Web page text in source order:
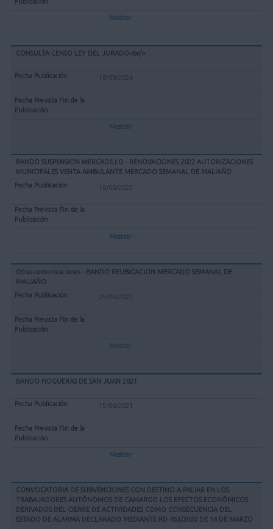
Mostrar
CONSULTA CENSO LEY DEL JURADO<br/>
18/09/2024
Mostrar
BANDO SUSPENSION MERCADILLO - RENOVACIONES 2022 AUTORIZACIONES
MUNICIPALES VENTA AMBULANTE MERCADO SEMANAL DE MALIAÑO
10/06/2022
Mostrar
Otras comunicaciones - BANDO REUBICACION MERCADO SEMANAL DE
MALIAÑO
25/04/2022
Mostrar
BANDO HOGUERAS DE SAN JUAN 2021
15/06/2021
Mostrar
CONVOCATORIA DE SUBVENCIONES CON DESTINO A PALIAR EN LOS
TRABAJADORES AUTÓNOMOS DE CAMARGO LOS EFECTOS ECONÓMICOS
DERIVADOS DEL CIERRE DE ACTIVIDADES COMO CONSECUENCIA DEL
ESTADO DE ALARMA DECLARADO MEDIANTE RD 463/2020 DE 14 DE MARZO